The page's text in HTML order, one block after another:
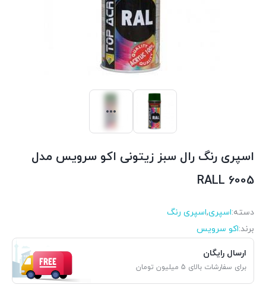
اسپری رنگ رال سبز زیتونی اکو سرویس مدل
RALL 6005
دسته:اسپری,اسپری رنگ
برند:اکو سرویس
ارسال رایگان
برای سفارشات بالای 5 میلیون تومان